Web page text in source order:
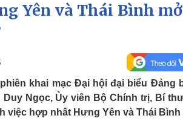
Dự báo thời tiết
Giáo dục
Cuộc sống
Hồ sơ
Quân sự - Quốc phòng
Vũ khí
Việt Nam
Phân tích
Thể thao
Bóng đá
Lịch thi
Thế giới
Yên và Thái Bình
khai mạc Đại hội đại biểu Đảng
Duy Ngọc, Ủy viên Bộ Chính trị, Bí
việc hợp nhất Hưng Yên và Thái